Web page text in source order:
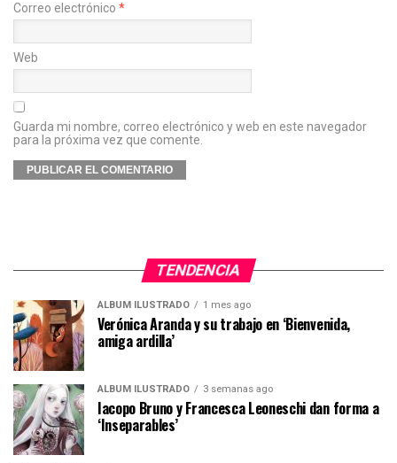
Correo electrónico *
Web
Guarda mi nombre, correo electrónico y web en este navegador
para la próxima vez que comente.
TENDENCIA
ÁLBUM ILUSTRADO 1 mes ago
Verónica Aranda y su trabajo en ‘Bienvenida,
amiga ardilla’
ÁLBUM ILUSTRADO 3 semanas ago
Iacopo Bruno y Francesca Leoneschi dan forma a
‘Inseparables’